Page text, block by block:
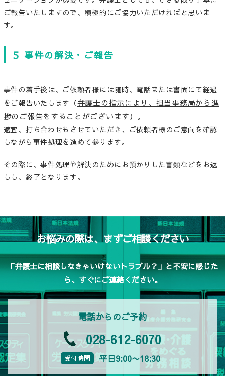
ご報告いたしますので、積極的にご協力いただければと思いま
す。
５ 事件の解決・ご報告
事件の着手後は、ご依頼者様には随時、電話または書面にて経過
をご報告いたします（弁護士の指示により、担当事務局から進
捗のご報告をすることがございます）。
適宜、打ち合わせもさせていただき、ご依頼者様のご意向を確認
しながら事件処理を進めて参ります。
その際に、事件処理や解決のためにお預かりした書類などをお返
しし、終了となります。
お悩みの際は、まずご相談ください
「弁護士に相談しなきゃいけないトラブル？」と不安に感じた
ら、すぐにご連絡ください。
電話からのご予約
028-612-6070
受付時間 平日9:00〜18:30